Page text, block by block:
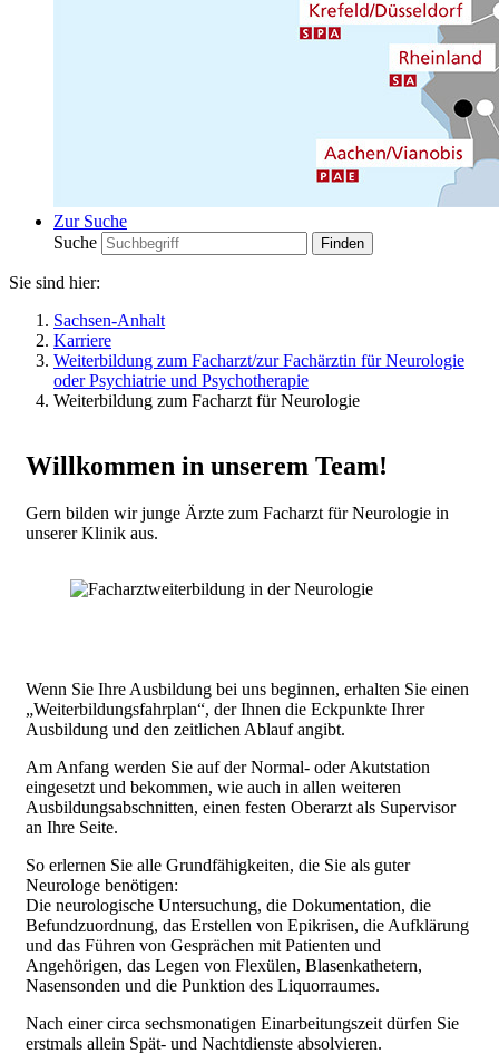
Zur Suche
Suche
Sie sind hier:
Sachsen-Anhalt
Karriere
Weiterbildung zum Facharzt/zur Fachärztin für Neurologie
oder Psychiatrie und Psychotherapie
Weiterbildung zum Facharzt für Neurologie
Willkommen in unserem Team!
Gern bilden wir junge Ärzte zum Facharzt für Neurologie in
unserer Klinik aus.
Wenn Sie Ihre Ausbildung bei uns beginnen, erhalten Sie einen
„Weiterbildungsfahrplan“, der Ihnen die Eckpunkte Ihrer
Ausbildung und den zeitlichen Ablauf angibt.
Am Anfang werden Sie auf der Normal- oder Akutstation
eingesetzt und bekommen, wie auch in allen weiteren
Ausbildungsabschnitten, einen festen Oberarzt als Supervisor
an Ihre Seite.
So erlernen Sie alle Grundfähigkeiten, die Sie als guter
Neurologe benötigen:
Die neurologische Untersuchung, die Dokumentation, die
Befundzuordnung, das Erstellen von Epikrisen, die Aufklärung
und das Führen von Gesprächen mit Patienten und
Angehörigen, das Legen von Flexülen, Blasenkathetern,
Nasensonden und die Punktion des Liquorraumes.
Nach einer circa sechsmonatigen Einarbeitungszeit dürfen Sie
erstmals allein Spät- und Nachtdienste absolvieren.